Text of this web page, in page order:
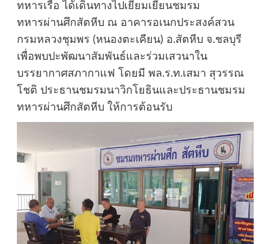
ทหารเรือ ได้เดินทางไปเยี่ยมเยียนชมรม
ทหารผ่านศึกสัตหีบ ณ อาคารอเนกประสงค์สวน
กรมหลวงชุมพร (หนองตะเคียน) อ.สัตหีบ จ.ชลบุรี
เพื่อพบปะพัฒนาสัมพันธ์และร่วมเสวนาใน
บรรยากาศสภากาแฟ โดยมี พล.ร.ท.เสมา สุวรรณ
โชติ ประธานชมรมนาวิกโยธินและประธานชมรม
ทหารผ่านศึกสัตหีบ ให้การต้อนรับ